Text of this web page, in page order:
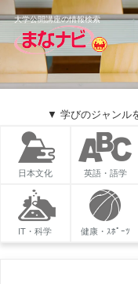
大学公開講座の情報検索
▼ 学びのジャンル
日本文化 英語・語学
IT・科学 健康・ｽﾎﾟｰﾂ